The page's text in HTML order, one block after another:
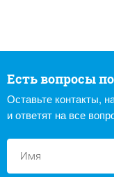
Есть вопросы
Оставьте контакты,
и ответят на все